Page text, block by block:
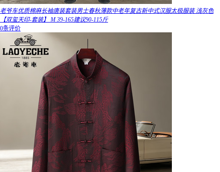
老爷车优质棉麻长袖唐装套装男士春秋薄款中老年复古新中式汉服太极服装 浅灰色
【双玺天印-套装】 M 39-165建议90-115斤
0条评价